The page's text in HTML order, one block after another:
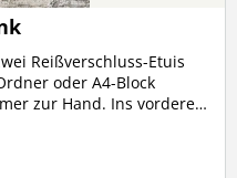
Reißverschluss-Etuis
oder A4-Block
Ins vordere
ist mit abwaschbarem
z.B. eine Gesichtsmaske
ausgewischt und